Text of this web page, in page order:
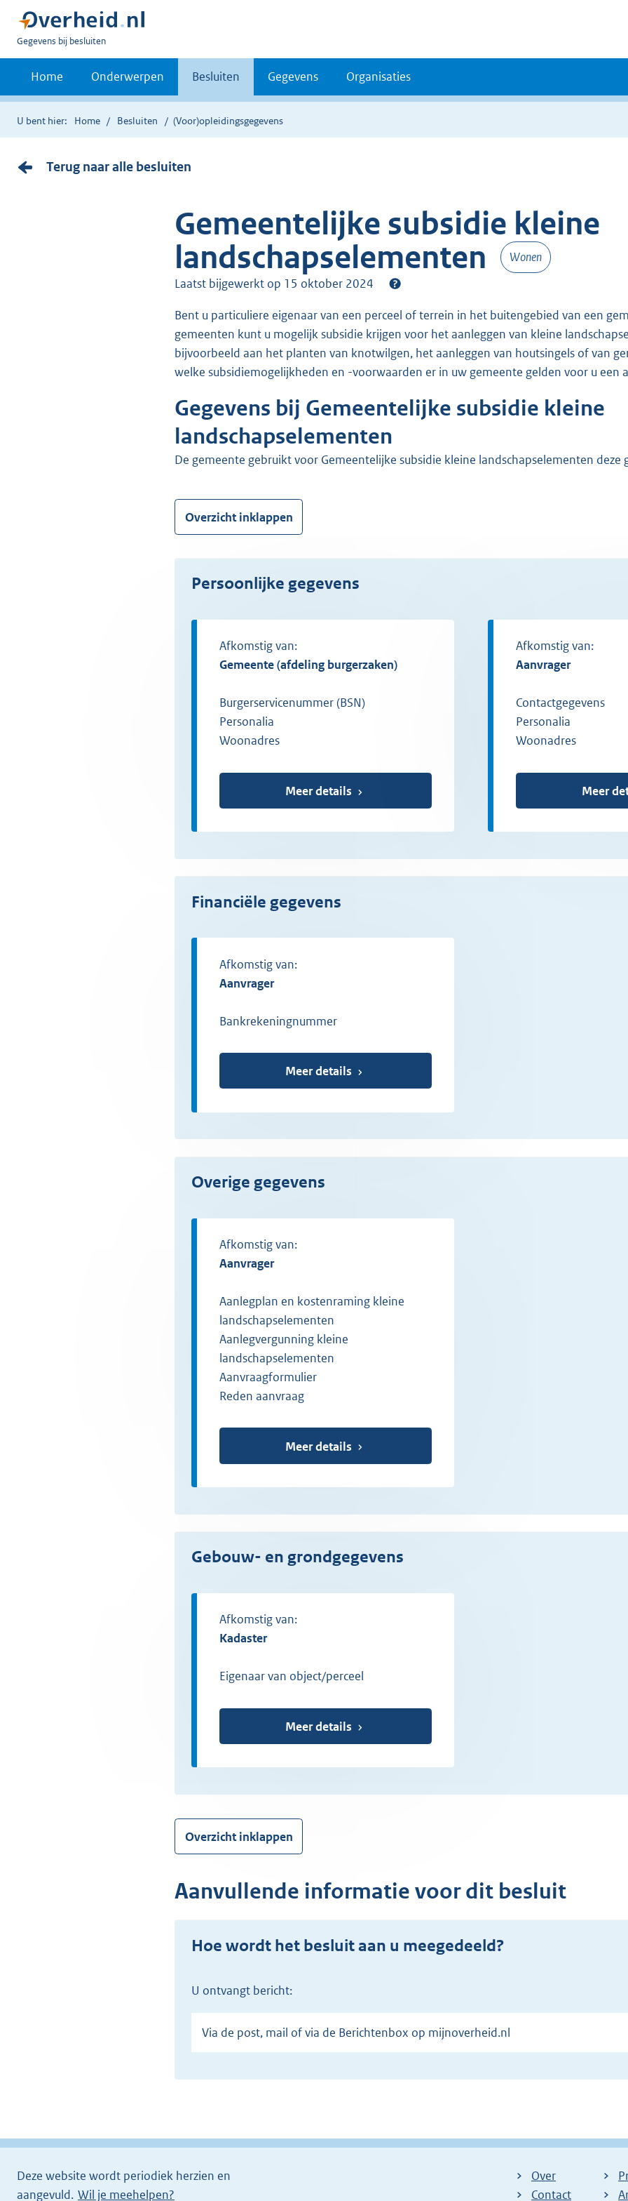
U
bent
Gegevens bij besluiten
Home Onderwerpen Besluiten Gegevens Organisaties
U bent hier: Home Besluiten (Voor)opleidingsgegevens
Terug naar alle besluiten
Gemeentelijke subsidie kleine
landschapselementen
Wonen
Laatst bijgewerkt op 15 oktober 2024
Bent u particuliere eigenaar van een perceel of terrein in het buitengebied van een gemeente? In sommige
gemeenten kunt u mogelijk subsidie krijgen voor het aanleggen van kleine
bijvoorbeeld aan het planten van knotwilgen, het aanleggen van houtsingels of van
welke subsidiemogelijkheden en -voorwaarden er in uw gemeente gelden voor u een
Gegevens bij Gemeentelijke subsidie kleine
landschapselementen
de gemeente gebruikt voor Gemeentelijke subsidie kleine landschapselementen deze
Overzicht inklappen
Persoonlijke gegevens
Afkomstig van:
gemeente (afdeling burgerzaken)
Burgerservicenummer (BSN)
Personalia
Woonadres
Meer details
Afkomstig van:
aanvrager
Contactgegevens
Personalia
Woonadres
Meer
Financiële gegevens
Afkomstig van:
aanvrager
Bankrekeningnummer
Meer details
Overige gegevens
Afkomstig van:
aanvrager
Aanlegplan en kostenraming kleine
landschapselementen
Aanlegvergunning kleine
landschapselementen
Aanvraagformulier
Reden aanvraag
Meer details
Gebouw- en grondgegevens
Afkomstig van:
Kadaster
Eigenaar van object/perceel
Meer details
Overzicht inklappen
Aanvullende informatie voor dit besluit
Hoe wordt het besluit aan u meegedeeld?
U ontvangt bericht:
Via de post, mail of via de Berichtenbox op mijnoverheid.nl
Deze website wordt periodiek herzien en
aangevuld. Wil je meehelpen?
Over
Contact